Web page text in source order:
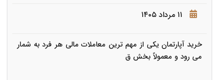
۱۱ مرداد ۱۴۰۵
خرید آپارتمان یکی از مهم ترین معاملات مالی هر فرد به شمار
می رود و معمولاً بخش ق